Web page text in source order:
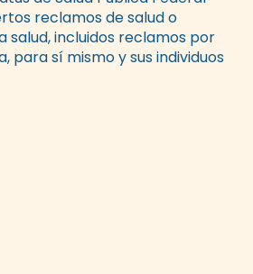
reclamos de salud o
salud, incluidos reclamos por
para sí mismo y sus individuos